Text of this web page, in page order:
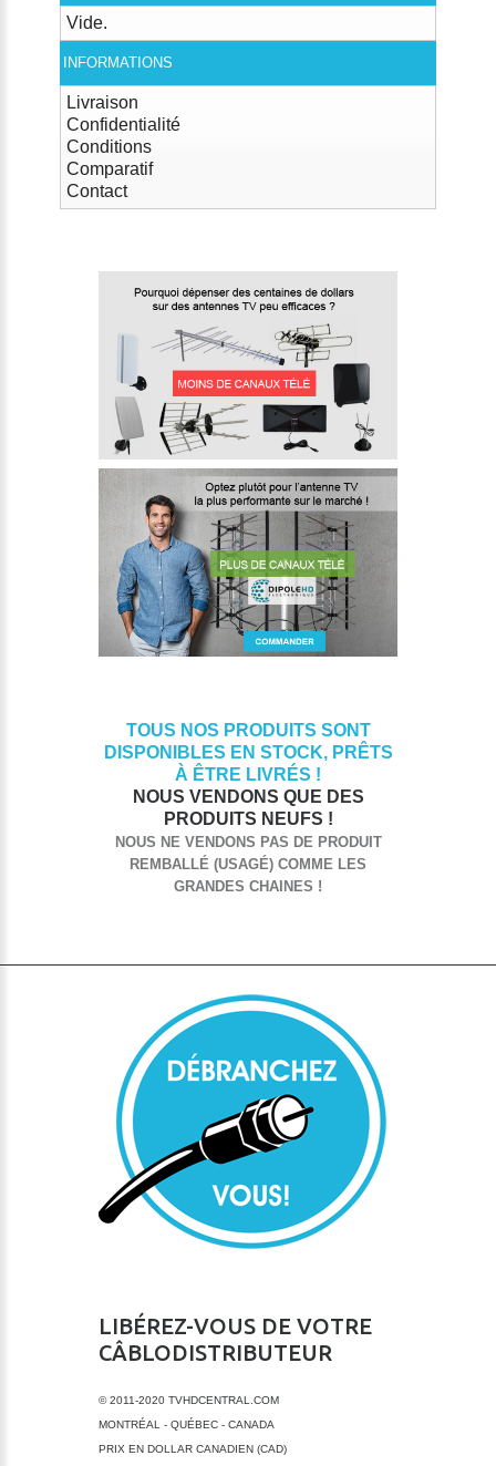
Vide.
INFORMATIONS
Livraison
Confidentialité
Conditions
Comparatif
Contact
TOUS NOS PRODUITS SONT
DISPONIBLES EN STOCK, PRÊTS
À ÊTRE LIVRÉS !
NOUS VENDONS QUE DES
PRODUITS NEUFS !
NOUS NE VENDONS PAS DE PRODUIT
REMBALLÉ (USAGÉ) COMME LES
GRANDES CHAINES !
LIBÉREZ-VOUS DE VOTRE
CÂBLODISTRIBUTEUR
© 2011-2020 TVHDCENTRAL.COM
MONTRÉAL - QUÉBEC - CANADA
PRIX EN DOLLAR CANADIEN (CAD)